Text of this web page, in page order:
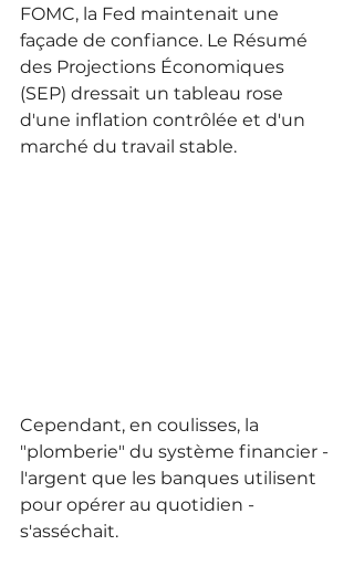
FOMC, la Fed maintenait une
façade de confiance. Le Résumé
des Projections Économiques
(SEP) dressait un tableau rose
d'une inflation contrôlée et d'un
marché du travail stable.
Cependant, en coulisses, la
"plomberie" du système financier -
l'argent que les banques utilisent
pour opérer au quotidien -
s'asséchait.